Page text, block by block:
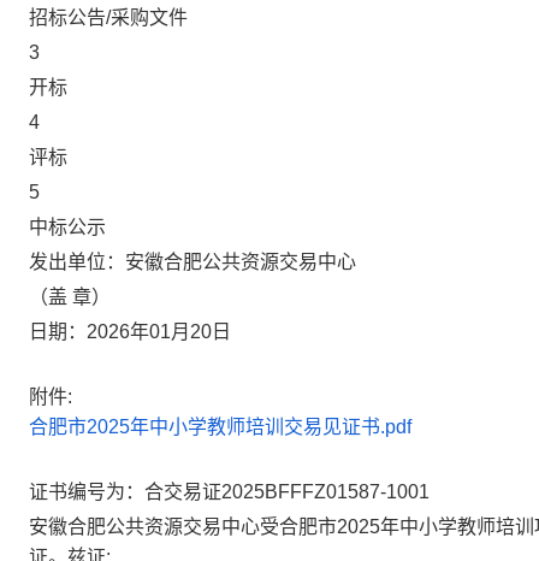
招标公告/采购文件
3
开标
4
评标
5
中标公示
发出单位：安徽合肥公共资源交易中心
（盖 章）
日期：2026年01月20日
附件:
合肥市2025年中小学教师培训交易见证书.pdf
证书编号为：合交易证2025BFFFZ01587-1001
安徽合肥公共资源交易中心受合肥市2025年中小学教师培
证。兹证: